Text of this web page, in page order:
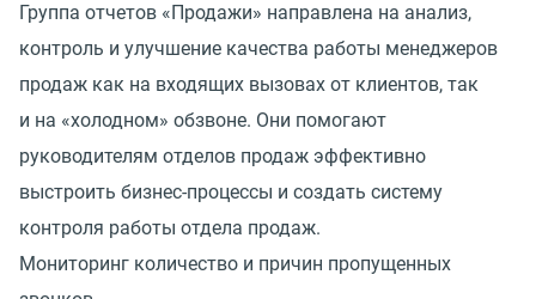
Группа отчетов « Продажи» направлена на анализ,
контроль и улучшение качества работы менеджеров
продаж как на входящих вызовах от клиентов, так
и на «холодном» обзвоне. Они помогают
руководителям отделов продаж эффективно
выстроить бизнес-процессы и создать систему
контроля работы отдела продаж.
Мониторинг количество и причин пропущенных